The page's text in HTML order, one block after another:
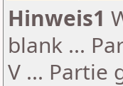
Hinweis1
blank ...
V ... Partie